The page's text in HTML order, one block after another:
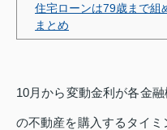
住宅ローンは79歳まで組
まとめ
10月から変動金利が各金
の不動産を購入するタイ